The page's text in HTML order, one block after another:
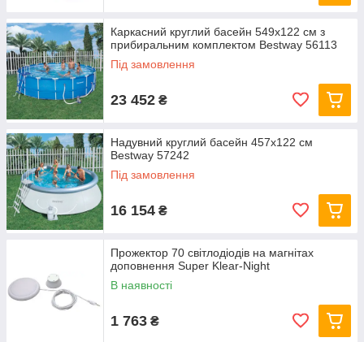
Каркасний круглий басейн 549x122 см з
прибиральним комплектом Bestway 56113
Під замовлення
23 452 ₴
Надувний круглий басейн 457х122 см
Bestway 57242
Під замовлення
16 154 ₴
Прожектор 70 світлодіодів на магнітах
доповнення Super Klear-Night
В наявності
1 763 ₴